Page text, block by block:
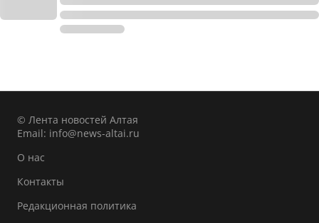
© Лента новостей Алтая
Email: info@news-altai.ru
О нас
Контакты
Редакционная политика